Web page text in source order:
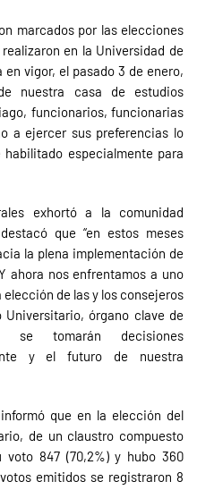
marcados por las elecciones
en la Universidad de
vigor, el pasado 3 de enero,
nuestra casa de estudios
funcionarios, funcionarias
a ejercer sus preferencias lo
especialmente para
exhortó a la comunidad
que “en estos meses
la plena implementación de
ahora nos enfrentamos a uno
de las y los consejeros
órgano clave de
se tomarán decisiones
y el futuro de nuestra
que en la elección del
de un claustro compuesto
voto 847 (70,2%) y hubo 360
emitidos se registraron 8